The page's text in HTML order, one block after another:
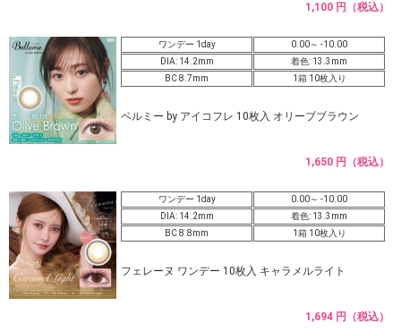
1,100 円（税込）
ワンデー 1day
0.00～ -10.00
DIA: 14.2mm
着色: 13.3mm
BC 8.7mm
1箱 10枚入り
ベルミー by アイコフレ 10枚入 オリーブブラウン
1,650 円（税込）
ワンデー 1day
0.00～ -10.00
DIA: 14.2mm
着色: 13.3mm
BC 8.8mm
1箱 10枚入り
フェレーヌ ワンデー 10枚入 キャラメルライト
1,694 円（税込）